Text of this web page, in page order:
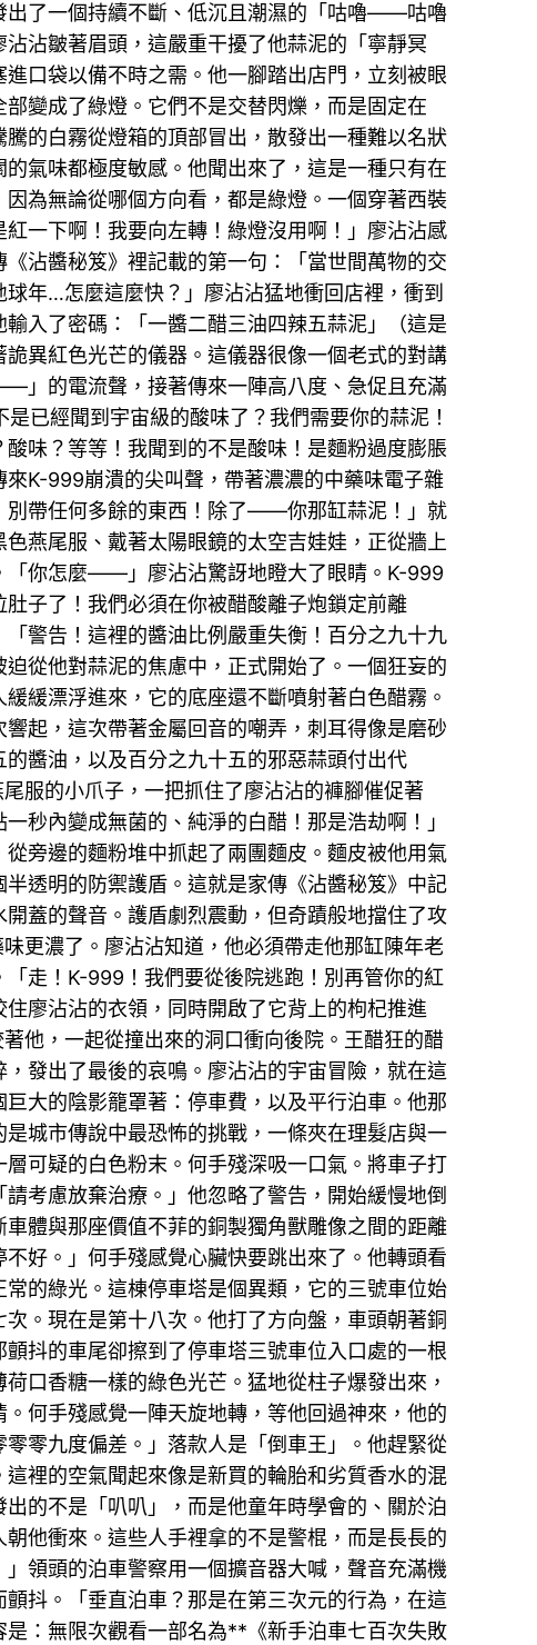
出了一個持續不斷、低沉且潮濕的「咕嚕——咕嚕
沾皺著眉頭，這嚴重干擾了他蒜泥的「寧靜冥
口袋以備不時之需。他一腳踏出店門，立刻被眼
變成了綠燈。它們不是交替閃爍，而是固定在
的白霧從燈箱的頂部冒出，散發出一種難以名狀
氣味都極度敏感。他聞出來了，這是一種只有在
為無論從哪個方向看，都是綠燈。一個穿著西裝
一下啊！我要向左轉！綠燈沒用啊！」廖沾沾感
沾醬秘笈》裡記載的第一句：「當世間萬物的交
年…怎麼這麼快？」廖沾沾猛地衝回店裡，衝到
入了密碼：「一醬二醋三油四辣五蒜泥」（這是
異紅色光芒的儀器。這儀器很像一個老式的對講
」的電流聲，接著傳來一陣高八度、急促且充滿
已經聞到宇宙級的酸味了？我們需要你的蒜泥！
味？等等！我聞到的不是酸味！是麵粉過度膨脹
K-999崩潰的尖叫聲，帶著濃濃的中藥味電子雜
別帶任何多餘的東西！除了——你那缸蒜泥！」就
燕尾服、戴著太陽眼鏡的太空吉娃娃，正從牆上
「你怎麼——」廖沾沾驚訝地瞪大了眼睛。K-999
子了！我們必須在你被醋酸離子炮鎖定前離
警告！這裡的醬油比例嚴重失衡！百分之九十九
從他對蒜泥的焦慮中，正式開始了。一個狂妄的
緩漂浮進來，它的底座還不斷噴射著白色醋霧。
起，這次帶著金屬回音的嘲弄，刺耳得像是磨砂
醬油，以及百分之九十五的邪惡蒜頭付出代
服的小爪子，一把抓住了廖沾沾的褲腳催促著
秒內變成無菌的、純淨的白醋！那是浩劫啊！」
旁邊的麵粉堆中抓起了兩團麵皮。麵皮被他用氣
透明的防禦護盾。這就是家傳《沾醬秘笈》中記
蓋的聲音。護盾劇烈震動，但奇蹟般地擋住了攻
更濃了。廖沾沾知道，他必須帶走他那缸陳年老
走！K-999！我們要從後院逃跑！別再管你的紅
廖沾沾的衣領，同時開啟了它背上的枸杞推進
他，一起從撞出來的洞口衝向後院。王醋狂的醋
發出了最後的哀鳴。廖沾沾的宇宙冒險，就在這
大的陰影籠罩著：停車費，以及平行泊車。他那
城市傳說中最恐怖的挑戰，一條夾在理髮店與一
可疑的白色粉末。何手殘深吸一口氣。將車子打
考慮放棄治療。」他忽略了警告，開始緩慢地倒
體與那座價值不菲的銅製獨角獸雕像之間的距離
好。」何手殘感覺心臟快要跳出來了。他轉頭看
的綠光。這棟停車塔是個異類，它的三號車位始
。現在是第十八次。他打了方向盤，車頭朝著銅
抖的車尾卻擦到了停車塔三號車位入口處的一根
口香糖一樣的綠色光芒。猛地從柱子爆發出來，
何手殘感覺一陣天旋地轉，等他回過神來，他的
零九度偏差。」落款人是「倒車王」。他趕緊從
裡的空氣聞起來像是新買的輪胎和劣質香水的混
的不是「叭叭」，而是他童年時學會的、關於泊
他衝來。這些人手裡拿的不是警棍，而是長長的
領頭的泊車警察用一個擴音器大喊，聲音充滿機
抖。「垂直泊車？那是在第三次元的行為，在這
：無限次觀看一部名為**《新手泊車七百次失敗